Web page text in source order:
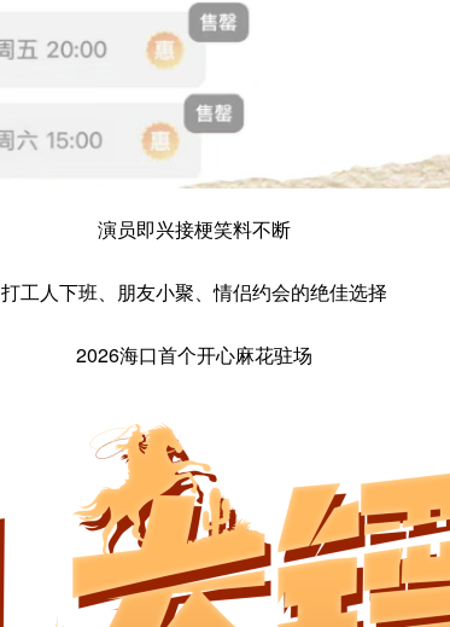
演员即兴接梗笑料不断
打工人下班、朋友小聚、情侣约会的绝佳选择
2026海口首个开心麻花驻场